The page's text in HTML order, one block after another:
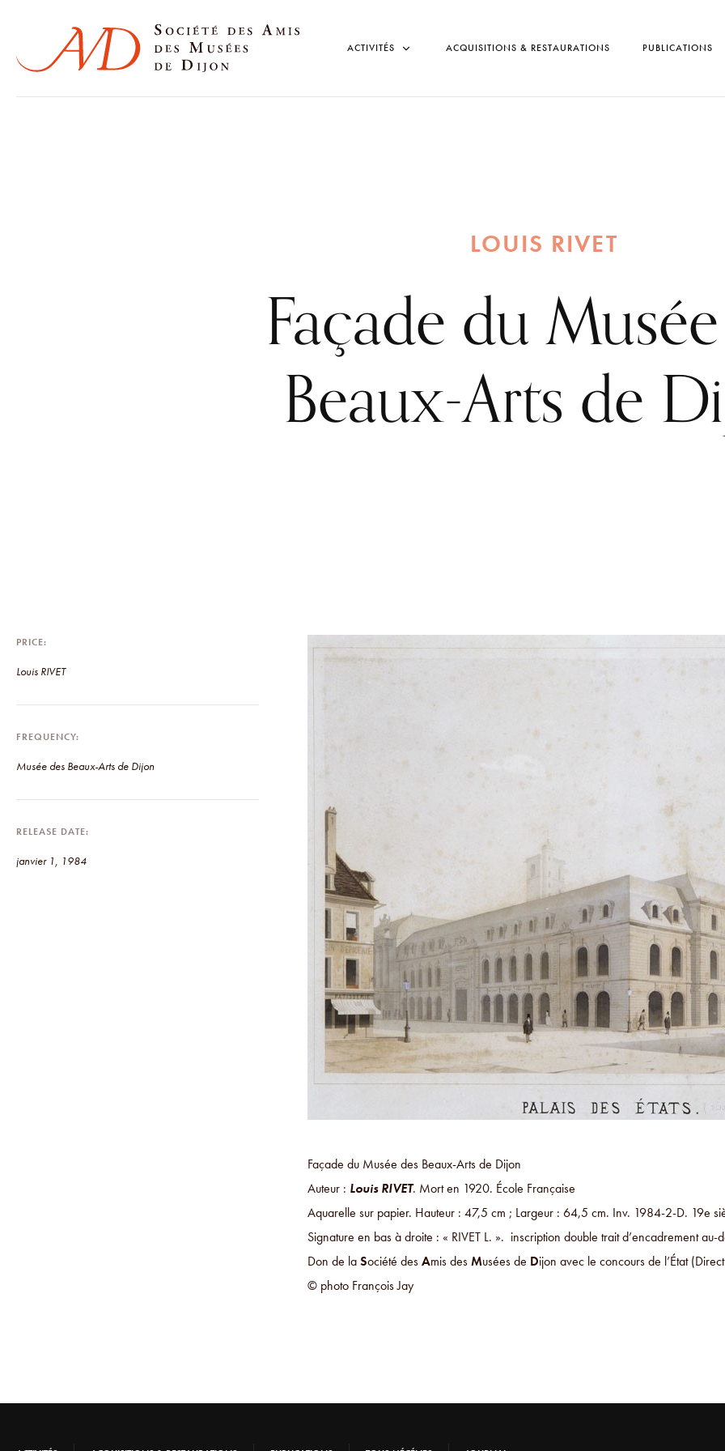
ACTIVITÉS ACQUISITIONS & RESTAURATIONS PUBLICATIONS
LOUIS RIVET
Façade du
Beaux-Arts de
Façade du Musée des Beaux-Arts de Dijon
Auteur : Louis RIVET. Mort en 1920. École Française
Aquarelle sur papier. Hauteur : 47,5 cm ; Largeur : 64,5 cm. Inv. 1984-2-D. 19e
Signature en bas à droite : « RIVET L. ». inscription double trait d’encadrement au-
Don de laSociété desAmis desMusées de Dijon avec le concours de l’État
© photo François Jay
PRICE
Louis RIVET
FREQUENCY
Musée des Beaux-Arts de Dijon
RELEASE DATE
janvier 1, 1984